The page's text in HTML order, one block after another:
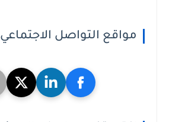
مواقع التواصل الاجتماعي